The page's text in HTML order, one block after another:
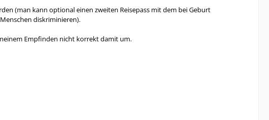
(man kann optional einen zweiten Reisepass mit dem bei Geburt
diskriminieren).
Empfinden nicht korrekt damit um.